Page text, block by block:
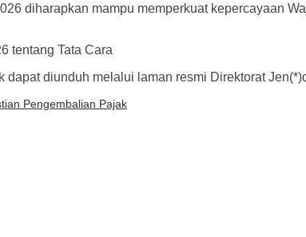
diharapkan mampu memperkuat kepercayaan
tentang Tata Cara
diunduh melalui laman resmi Direktorat
Pengembalian Pajak